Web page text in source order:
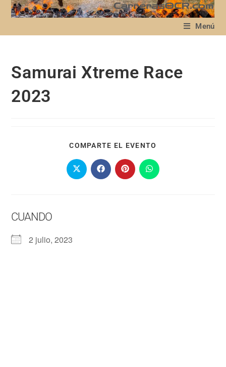
Menú
Samurai Xtreme Race
2023
COMPARTE EL EVENTO
CUANDO
2 julio, 2023